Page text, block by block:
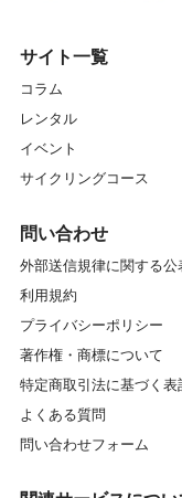
サイト一覧
コラム
レンタル
イベント
サイクリングコース
問い合わせ
外部送信規律に関する公
利用規約
プライバシーポリシー
著作権・商標について
特定商取引法に基づく表
よくある質問
問い合わせフォーム